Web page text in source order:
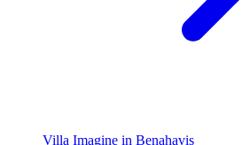
Villa Imagine in Benahavis